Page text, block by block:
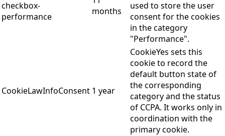
checkbox-
performance
months
used to store the user
consent for the cookies
in the category
"Performance".
CookieLawInfoConsent 1 year
CookieYes sets this
cookie to record the
default button state of
the corresponding
category and the status
of CCPA. It works only in
coordination with the
primary cookie.